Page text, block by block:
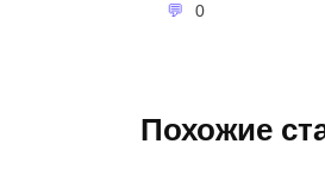
0
Похожие